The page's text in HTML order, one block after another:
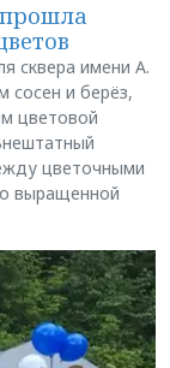
сквера имени А.
сосен и берёз,
цветовой
цветочными
выращенной